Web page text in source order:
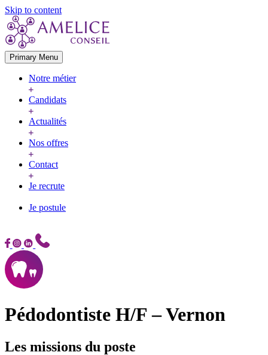
Skip to content
Primary Menu
Notre métier
Candidats
Actualités
Nos offres
Contact
Je recrute
Je postule
Pédodontiste H/F – Vernon
Les missions du poste